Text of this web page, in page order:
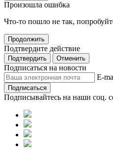
Произошла ошибка
Что-то пошло не так,
Продолжить
Подтвердите действие
Подтвердить Отменить
Подписаться на новости
E-
Подписаться
Подписывайтесь на наши соц.